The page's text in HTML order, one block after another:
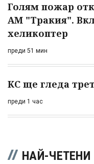
Голям пожар
АМ "Тракия".
хеликоптер
преди 51 мин
КС ще гледа
преди 1 час
НАЙ-ЧЕТЕНИ